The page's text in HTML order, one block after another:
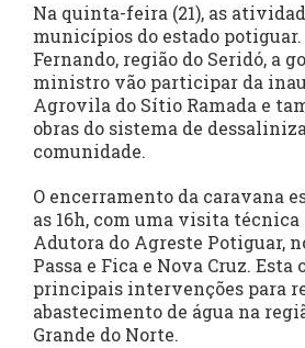
Na quinta-feira (21), as
municípios do estado potiguar.
Fernando, região do Seridó, a
ministro vão participar da
Agrovila do Sítio Ramada e
obras do sistema de
comunidade.
O encerramento da caravana
as 16h, com uma visita técnica
Adutora do Agreste Potiguar,
Passa e Fica e Nova Cruz. Esta
principais intervenções para
abastecimento de água na
Grande do Norte.